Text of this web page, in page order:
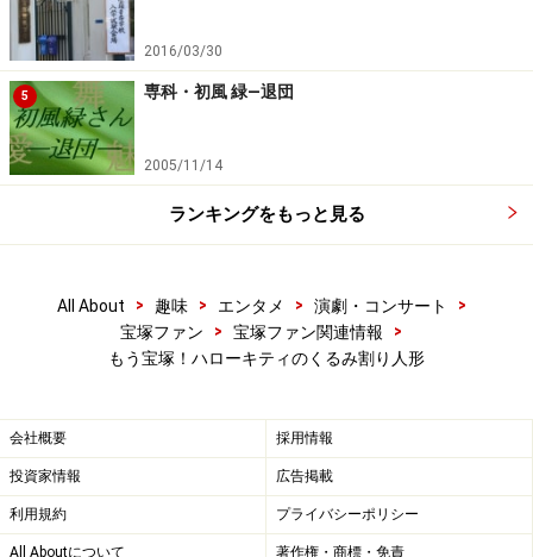
2016/03/30
5 専科・初風 緑―退団
2005/11/14
ランキングをもっと見る
All About > 趣味 > エンタメ > 演劇・コンサート
>
宝塚ファン
> 宝塚ファン関連情報
>
もう宝塚！ハローキティのくるみ割り人形
会社概要 採用情報
投資家情報 広告掲載
利用規約 プライバシーポリシー
All Aboutについて 著作権・商標・免責